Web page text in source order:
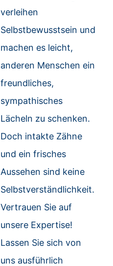
verleihen
Selbstbewusstsein und
machen es leicht,
anderen Menschen ein
freundliches,
sympathisches
Lächeln zu schenken.
Doch intakte Zähne
und ein frisches
Aussehen sind keine
Selbstverständlichkeit.
Vertrauen Sie auf
unsere Expertise!
Lassen Sie sich von
uns ausführlich